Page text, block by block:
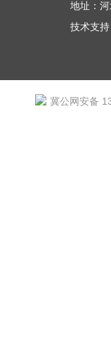
地址：
技术支
冀公网安备